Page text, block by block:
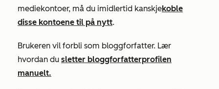
mediekontoer, må du imidlertid kanskjekoble
disse kontoene til på nytt.
Brukeren vil forbli som bloggforfatter. Lær
hvordan du sletter bloggforfatterprofilen
manuelt.